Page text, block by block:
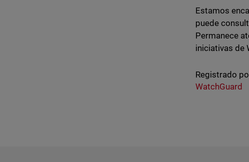
Estamos
puede
Permanece
iniciativas de
Registrado
WatchGuard